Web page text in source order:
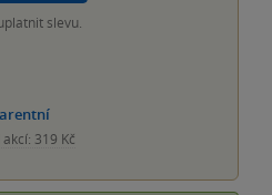
slevu.
319 Kč